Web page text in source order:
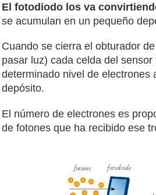
El fotodiodo los va
se acumulan en un pequeño
Cuando se cierra el obturador
pasar luz) cada celda del sensor
determinado nivel de electrones
depósito.
El número de electrones es
de fotones que ha recibido ese